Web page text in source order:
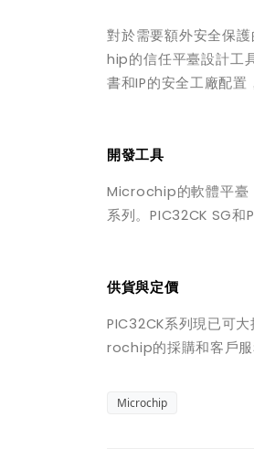
對於需要額外安全保
hip的信任平臺設計工
書和IP的安全工廠配置
開發工具
Microchip的軟體平臺
系列。PIC32CK SG和
供貨與定價
PIC32CK系列現已可
rochip的採購和客戶
Microchip